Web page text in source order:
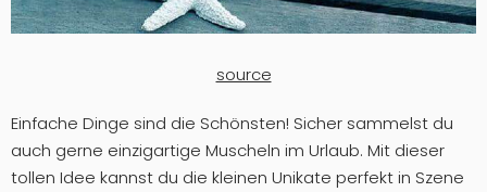
source
Einfache Dinge sind die Schönsten! Sicher sammelst du
auch gerne einzigartige Muscheln im Urlaub. Mit dieser
tollen Idee kannst du die kleinen Unikate perfekt in Szene